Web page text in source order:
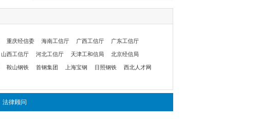
重庆经信委 海南工信厅 广西工信厅 广东工信厅
山西工信厅 河北工信厅 天津工和信局 北京经信局
鞍山钢铁 首钢集团 上海宝钢 日照钢铁 西北人才网
法律顾问